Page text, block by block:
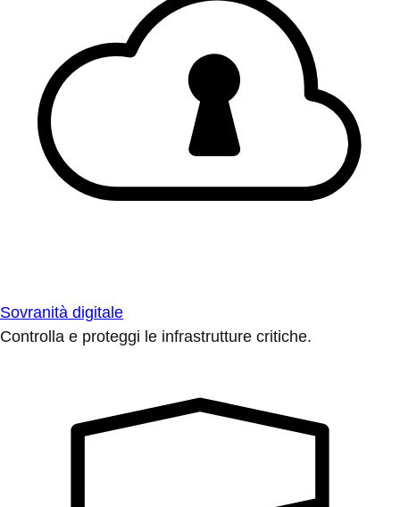
Sovranità digitale
Controlla e proteggi le infrastrutture critiche.